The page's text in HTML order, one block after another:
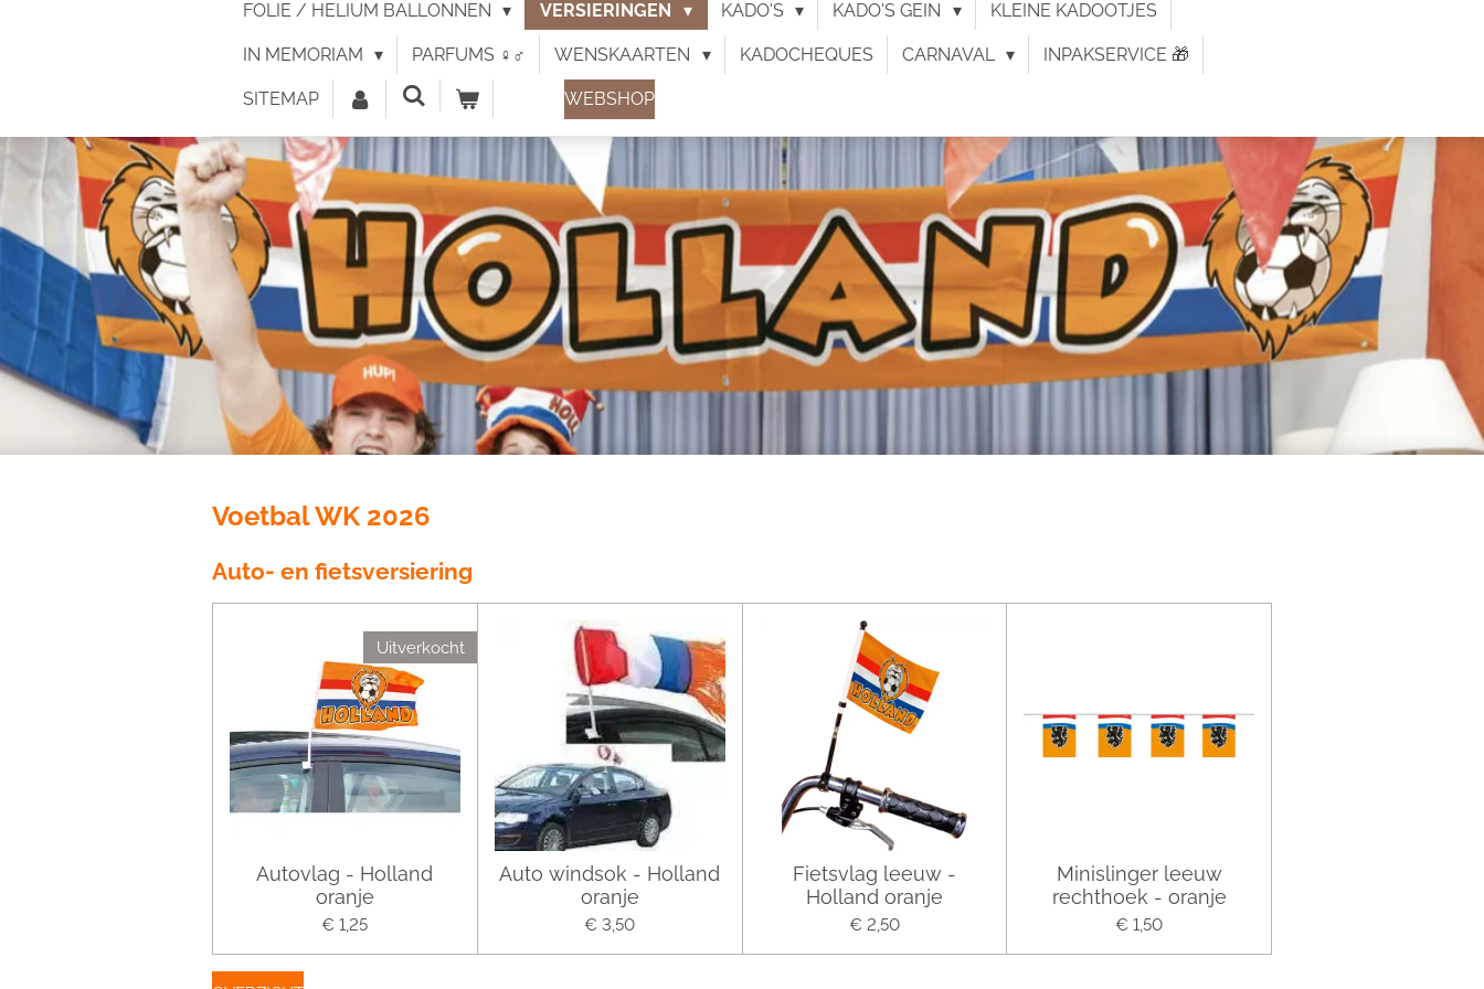
FOLIE / HELIUM BALLONNEN VERSIERINGEN KADO'S KADO'S GEIN KLEINE KADOOTJES
IN MEMORIAM PARFUMS ♀︎♂︎ WENSKAARTEN KADOCHEQUES CARNAVAL INPAKSERVICE 🎁
SITEMAP WEBSHOP
Voetbal WK 2026
Auto- en fietsversiering
Uitverkocht
Autovlag - Holland
oranje
€ 1,25
Auto windsok - Holland
oranje
€ 3,50
Fietsvlag leeuw -
Holland oranje
€ 2,50
Minislinger leeuw
rechthoek - oranje
€ 1,50